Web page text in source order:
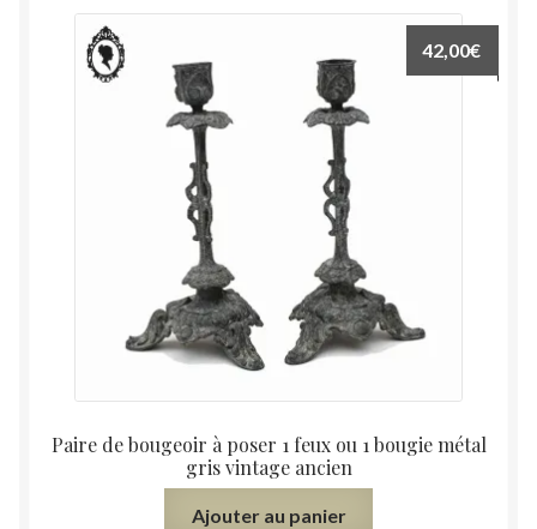
Paire de bougeoir à poser 1 feux ou 1 bougie métal
gris vintage ancien
42,00€
Ajouter au panier